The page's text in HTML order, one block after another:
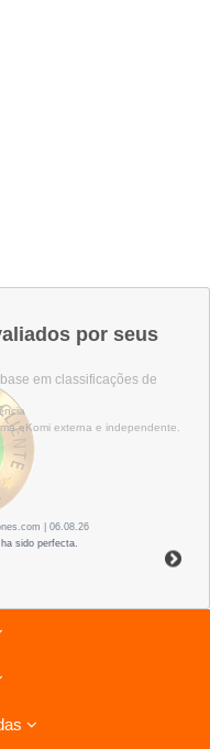
por seus
em classificações de
eKomi externa e independente.
| 06.08.26
sido perfecta.